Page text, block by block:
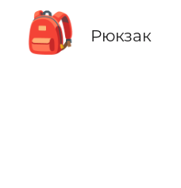
🎒 Рюкзак